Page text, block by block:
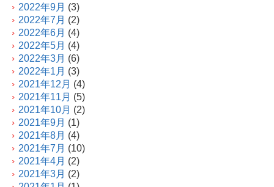
2022年9月 (3)
2022年7月 (2)
2022年6月 (4)
2022年5月 (4)
2022年3月 (6)
2022年1月 (3)
2021年12月 (4)
2021年11月 (5)
2021年10月 (2)
2021年9月 (1)
2021年8月 (4)
2021年7月 (10)
2021年4月 (2)
2021年3月 (2)